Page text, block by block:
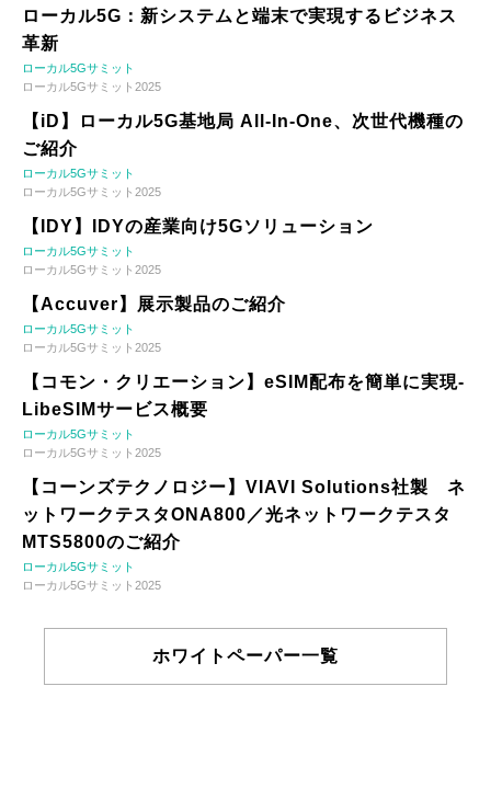
ローカル5G：新システムと端末で実現するビジネス
革新
ローカル5Gサミット
ローカル5Gサミット2025
【iD】ローカル5G基地局 All-In-One、次世代機種の
ご紹介
ローカル5Gサミット
ローカル5Gサミット2025
【IDY】IDYの産業向け5Gソリューション
ローカル5Gサミット
ローカル5Gサミット2025
【Accuver】展示製品のご紹介
ローカル5Gサミット
ローカル5Gサミット2025
【コモン・クリエーション】eSIM配布を簡単に実現-
LibeSIMサービス概要
ローカル5Gサミット
ローカル5Gサミット2025
【コーンズテクノロジー】VIAVI Solutions社製 ネ
ットワークテスタONA800／光ネットワークテスタ
MTS5800のご紹介
ローカル5Gサミット
ローカル5Gサミット2025
ホワイトペーパー一覧